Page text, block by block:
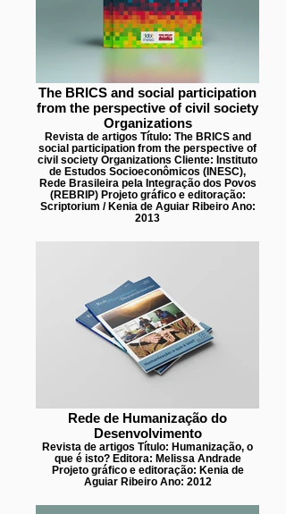
The BRICS and social participation
from the perspective of civil society
Organizations
Revista de artigos Título: The BRICS and
social participation from the perspective of
civil society Organizations Cliente: Instituto
de Estudos Socioeconômicos (INESC),
Rede Brasileira pela Integração dos Povos
(REBRIP) Projeto gráfico e editoração:
Scriptorium / Kenia de Aguiar Ribeiro Ano:
2013
Rede de Humanização do
Desenvolvimento
Revista de artigos Título: Humanização, o
que é isto? Editora: Melissa Andrade
Projeto gráfico e editoração: Kenia de
Aguiar Ribeiro Ano: 2012